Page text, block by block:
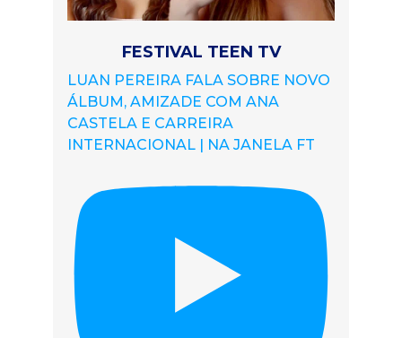
FESTIVAL TEEN TV
LUAN PEREIRA FALA SOBRE NOVO
ÁLBUM, AMIZADE COM ANA
CASTELA E CARREIRA
INTERNACIONAL | NA JANELA FT